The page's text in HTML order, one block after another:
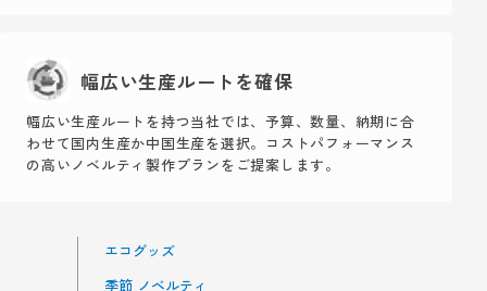
幅広い生産ルートを確保
幅広い生産ルートを持つ当社では、予算、数量、納期に合
わせて国内生産か中国生産を選択。コストパフォーマンス
の高いノベルティ製作プランをご提案します。
エコグッズ
季節 ノベルティ